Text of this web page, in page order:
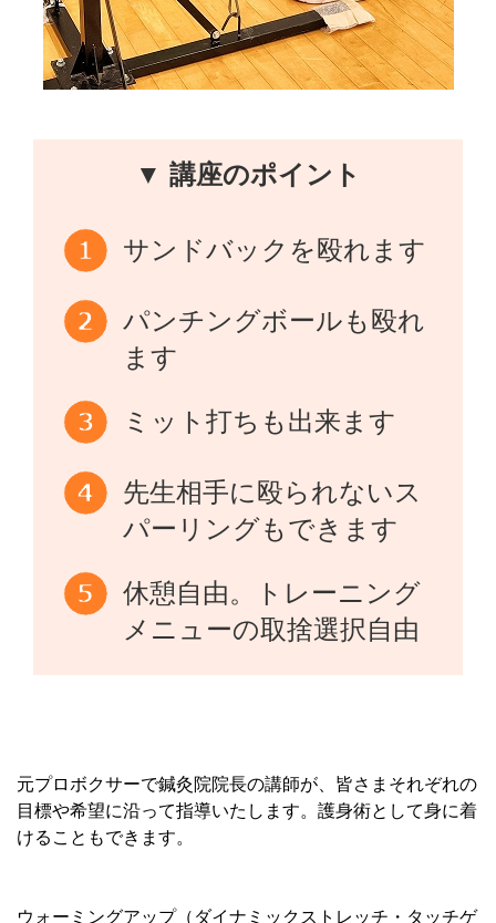
▼ 講座のポイント
サンドバックを殴れます
パンチングボールも殴れ
ます
ミット打ちも出来ます
先生相手に殴られないス
パーリングもできます
休憩自由。トレーニング
メニューの取捨選択自由
元プロボクサーで鍼灸院院長の講師が、皆さまそれぞれの
目標や希望に沿って指導いたします。護身術として身に着
けることもできます。
ウォーミングアップ（ダイナミックストレッチ・タッチゲ